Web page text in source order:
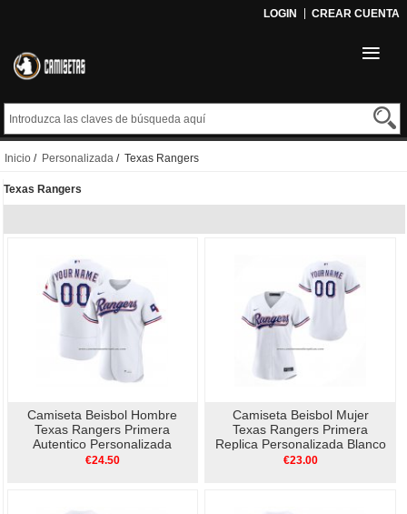
LOGIN CREAR CUENTA
Inicio / Personalizada / Texas Rangers
Texas Rangers
Camiseta Beisbol Hombre
Texas Rangers Primera
Autentico Personalizada
Blanco1
€24.50
Camiseta Beisbol Mujer
Texas Rangers Primera
Replica Personalizada Blanco
€23.00